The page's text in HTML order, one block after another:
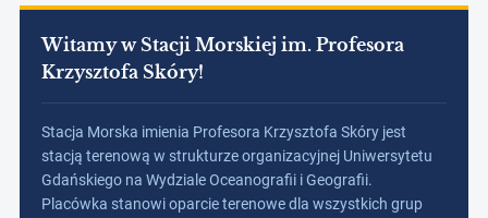
Witamy w Stacji Morskiej im. Profesora
Krzysztofa Skóry!
Stacja Morska imienia Profesora Krzysztofa Skóry jest
stacją terenową w strukturze organizacyjnej Uniwersytetu
Gdańskiego na Wydziale Oceanografii i Geografii.
Placówka stanowi oparcie terenowe dla wszystkich grup